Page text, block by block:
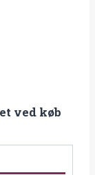
ved køb